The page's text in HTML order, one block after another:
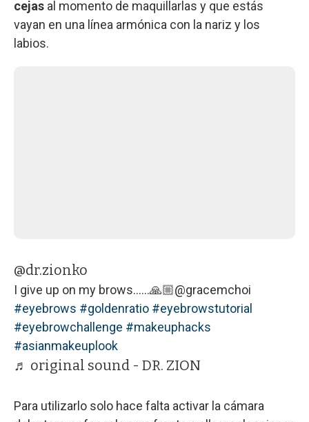
cejas al momento de maquillarlas y que estás
vayan en una línea armónica con la nariz y los
labios.
@dr.zionko
I give up on my brows……🙏🏼@gracemchoi
#eyebrows #goldenratio #eyebrowstutorial
#eyebrowchallenge #makeuphacks
#asianmakeuplook
♬ original sound - DR. ZION
Para utilizarlo solo hace falta activar la cámara